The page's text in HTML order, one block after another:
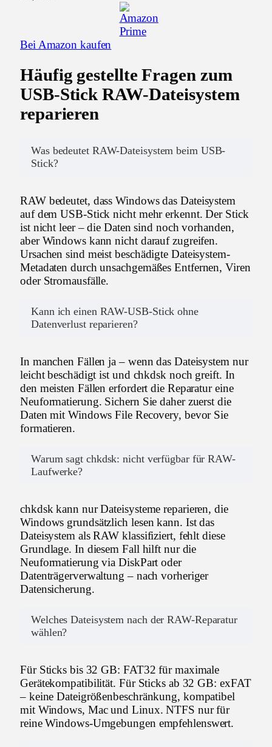
Bei Amazon kaufen
Häufig gestellte Fragen zum
USB-Stick RAW-Dateisystem
reparieren
Was bedeutet RAW-Dateisystem beim USB-
Stick?
RAW bedeutet, dass Windows das Dateisystem
auf dem USB-Stick nicht mehr erkennt. Der Stick
ist nicht leer – die Daten sind noch vorhanden,
aber Windows kann nicht darauf zugreifen.
Ursachen sind meist beschädigte Dateisystem-
Metadaten durch unsachgemäßes Entfernen, Viren
oder Stromausfälle.
Kann ich einen RAW-USB-Stick ohne
Datenverlust reparieren?
In manchen Fällen ja – wenn das Dateisystem nur
leicht beschädigt ist und chkdsk noch greift. In
den meisten Fällen erfordert die Reparatur eine
Neuformatierung. Sichern Sie daher zuerst die
Daten mit Windows File Recovery, bevor Sie
formatieren.
Warum sagt chkdsk: nicht verfügbar für RAW-
Laufwerke?
chkdsk kann nur Dateisysteme reparieren, die
Windows grundsätzlich lesen kann. Ist das
Dateisystem als RAW klassifiziert, fehlt diese
Grundlage. In diesem Fall hilft nur die
Neuformatierung via DiskPart oder
Datenträgerverwaltung – nach vorheriger
Datensicherung.
Welches Dateisystem nach der RAW-Reparatur
wählen?
Für Sticks bis 32 GB: FAT32 für maximale
Gerätekompatibilität. Für Sticks ab 32 GB: exFAT
– keine Dateigrößenbeschränkung, kompatibel
mit Windows, Mac und Linux. NTFS nur für
reine Windows-Umgebungen empfehlenswert.